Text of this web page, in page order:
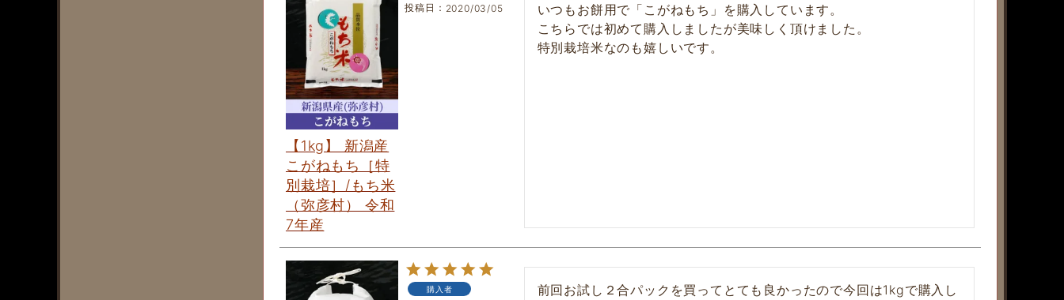
【1kg】 新潟産
こがねもち［特
別栽培］/もち米
（弥彦村） 令和
7年産
投稿日 2020/03/05
いつもお餅用で「こがねもち」を購入しています。
こちらでは初めて購入しましたが美味しく頂けました。
購入者
前回お試し２合パックを買ってとても良かったので今回は1kgで購入し